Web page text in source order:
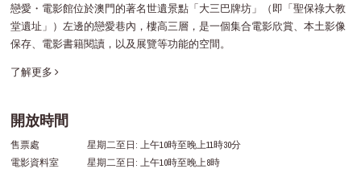
戀愛・電影館位於澳門的著名世遺景點「大三巴牌坊」（即「聖保祿大教
堂遺址」）左邊的戀愛巷內，樓高三層，是一個集合電影欣賞、本土影像
保存、電影書籍閱讀，以及展覽等功能的空間。
了解更多
開放時間
售票處
星期二至日: 上午10時至晚上11時30分
電影資料室
星期二至日: 上午10時至晚上8時